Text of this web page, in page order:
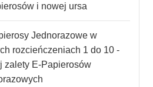
i nowej ursa
Jednorazowe w
rozcieńczeniach 1 do 10 -
zalety E-Papierosów